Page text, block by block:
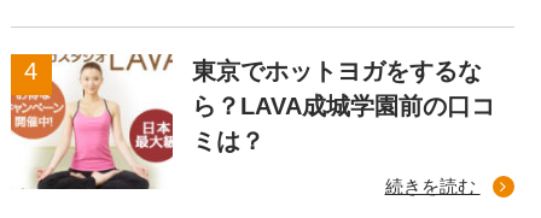
東京でホットヨガをするな
ら？LAVA成城学園前の口コ
ミは？
続きを読む